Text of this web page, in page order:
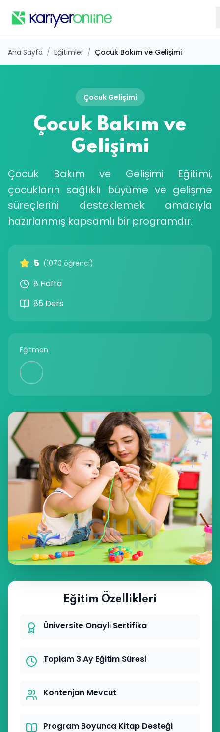
Ana Sayfa / Eğitimler / Çocuk Bakım ve Gelişimi
Çocuk Gelişimi
Çocuk Bakım ve
Gelişimi
Çocuk Bakım ve Gelişimi Eğitimi,
çocukların sağlıklı büyüme ve gelişme
süreçlerini desteklemek amacıyla
hazırlanmış kapsamlı bir programdır.
5 (1070 öğrenci)
8 Hafta
85 Ders
Eğitmen
Eğitim Özellikleri
Üniversite Onaylı Sertifika
Toplam 3 Ay Eğitim Süresi
Kontenjan Mevcut
Program Boyunca Kitap Desteği